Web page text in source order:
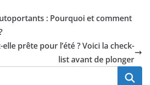
: Pourquoi et comment
prête pour l’été ? Voici la check-
list avant de plonger